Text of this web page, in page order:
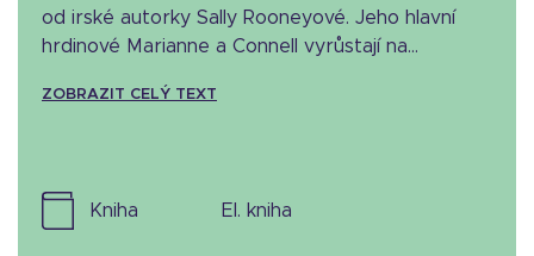
od irské autorky Sally Rooneyové. Jeho hlavní
hrdinové Marianne a Connell vyrůstají na...
ZOBRAZIT CELÝ TEXT
kniha el. kniha